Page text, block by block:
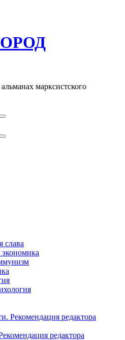
марксистского
слава
Рекомендация редактора
редактора